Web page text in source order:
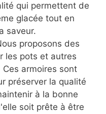
qui permettent de
glacée tout en
saveur.
proposons des
les pots et autres
armoires sont
préserver la qualité
à la bonne
soit prête à être